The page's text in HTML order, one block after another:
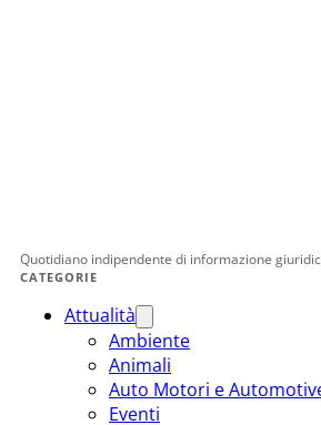
Quotidiano indipendente di informazione
CATEGORIE
Attualità
Ambiente
Animali
Auto Motori e
Eventi